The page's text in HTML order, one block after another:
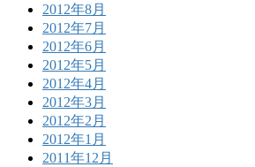
2012年8月
2012年7月
2012年6月
2012年5月
2012年4月
2012年3月
2012年2月
2012年1月
2011年12月